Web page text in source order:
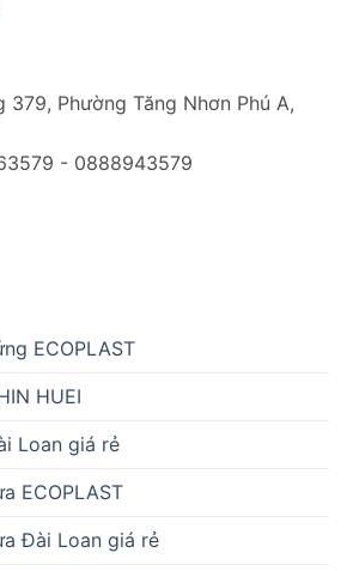
Phường Tăng Nhơn Phú A,
- 0888943579
ECOPLAST
HUEI
Loan giá rẻ
ECOPLAST
Đài Loan giá rẻ